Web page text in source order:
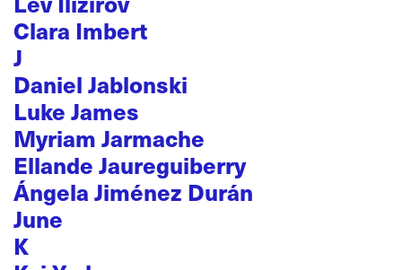
Clara Imbert
J
Daniel Jablonski
Luke James
Myriam Jarmache
Ellande Jaureguiberry
Ángela Jiménez Durán
June
K